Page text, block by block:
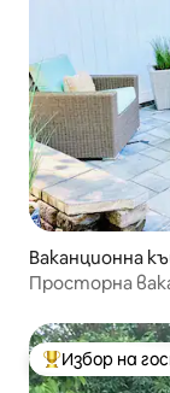
Ваканционна
Просторна
Най-Избор на